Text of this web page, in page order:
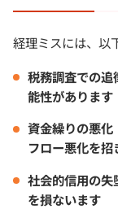
経理ミスには、以
税務調査での追
能性があります
資金繰りの悪化
フロー悪化を招
社会的信用の失
を損ないます